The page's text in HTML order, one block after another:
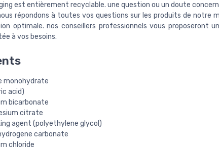
est entièrement recyclable. une question ou un doute
répondons à toutes vos questions sur les produits de notre
optimale. nos conseillers professionnels vous proposeront
à vos besoins.
monohydrate
acid)
bicarbonate
citrate
agent (polyethylene glycol)
carbonate
chloride